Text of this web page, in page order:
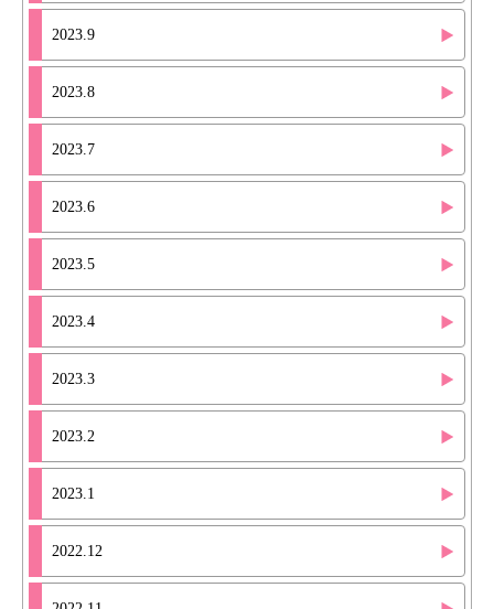
2023.9
2023.8
2023.7
2023.6
2023.5
2023.4
2023.3
2023.2
2023.1
2022.12